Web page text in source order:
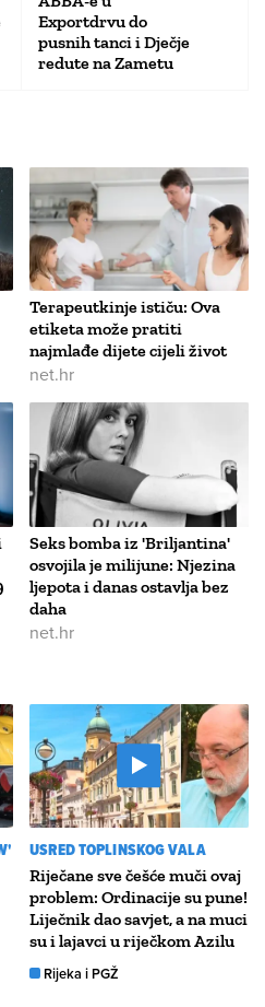
Exportdrvu do
pusnih tanci i Dječje
redute na Zametu
Terapeutkinje ističu: Ova
etiketa može pratiti
najmlađe dijete cijeli život
net.hr
Seks bomba iz 'Briljantina'
osvojila je milijune: Njezina
ljepota i danas ostavlja bez
daha
net.hr
USRED TOPLINSKOG VALA
Riječane sve češće muči ovaj
problem: Ordinacije su pune!
Liječnik dao savjet, a na muci
su i lajavci u riječkom Azilu
Rijeka i PGŽ